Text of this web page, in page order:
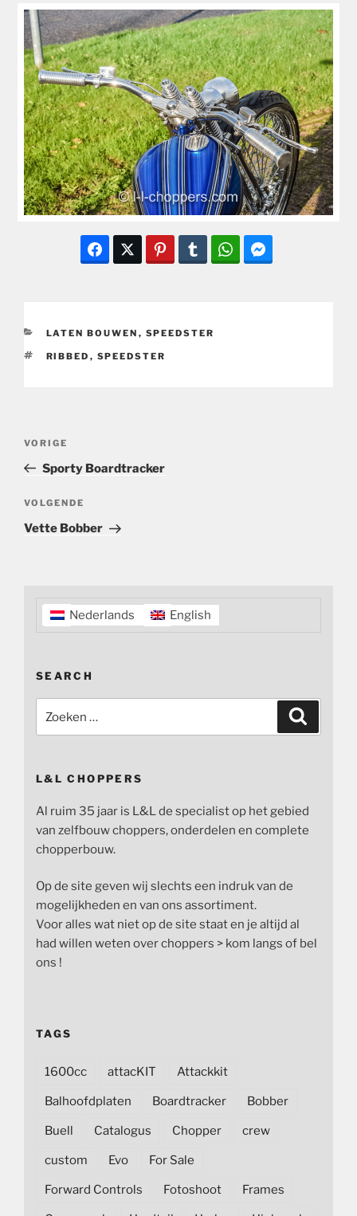
CATEGORIEËN
LATEN BOUWEN , SPEEDSTER
TAGS
RIBBED , SPEEDSTER
Bericht
Vorig
bericht
VORIGE
Sporty Boardtracker
Volgend
bericht
VOLGENDE
Vette Bobber
Nederlands English
SEARCH
naar:
L&L CHOPPERS
Al ruim 35 jaar is L&L de specialist op het gebied
van zelfbouw choppers, onderdelen en complete
chopperbouw.
Op de site geven wij slechts een indruk van de
mogelijkheden en van ons assortiment.
Voor alles wat niet op de site staat en je altijd al
had willen weten over choppers > kom langs of bel
ons !
TAGS
1600cc attacKIT Attackkit
Balhoofdplaten Boardtracker Bobber
Buell Catalogus Chopper crew
custom Evo For Sale
Forward Controls Fotoshoot Frames